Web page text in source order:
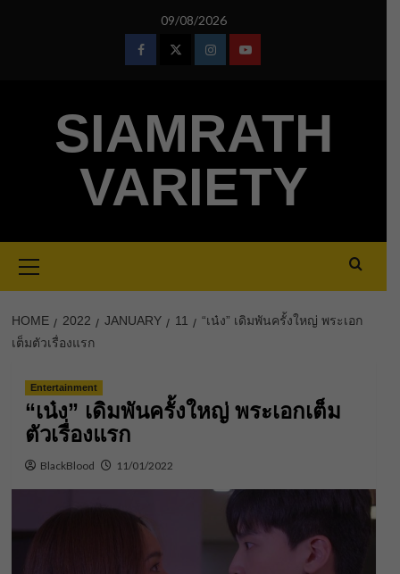
09/08/2026
FacebookTwitterInstagramYoutube
SIAMRATH
VARIETY
Menu
HOME 2022 JANUARY 11
“เน๋ง” เดิมพันครั้งใหญ่ พระเอก
เต็มตัวเรื่องแรก
Entertainment
“เน๋ง” เดิมพันครั้งใหญ่ พระเอกเต็ม
ตัวเรื่องแรก
BlackBlood 11/01/2022